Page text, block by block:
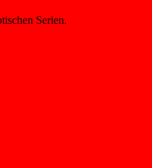
Serien.